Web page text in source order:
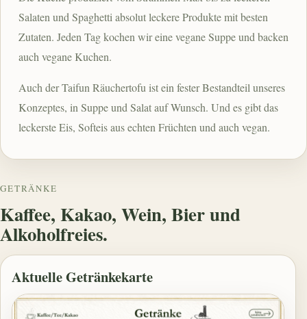
Salaten und Spaghetti absolut leckere Produkte mit besten
Zutaten. Jeden Tag kochen wir eine vegane Suppe und backen
auch vegane Kuchen.
Auch der Taifun Räuchertofu ist ein fester Bestandteil unseres
Konzeptes, in Suppe und Salat auf Wunsch. Und es gibt das
leckerste Eis, Softeis aus echten Früchten und auch vegan.
GETRÄNKE
Kaffee, Kakao, Wein, Bier und
Alkoholfreies.
Aktuelle Getränkekarte